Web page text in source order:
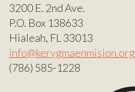
3200 E. 2nd Ave.
P.O. Box 138633
Hialeah, FL 33013
info@kerygmaenmision.org
(786) 585-1228